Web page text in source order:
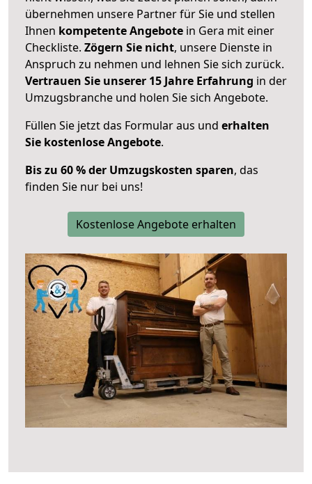
übernehmen unsere Partner für Sie und stellen
Ihnen kompetente Angebote in Gera mit einer
Checkliste. Zögern Sie nicht, unsere Dienste in
Anspruch zu nehmen und lehnen Sie sich zurück.
Vertrauen Sie unserer 15 Jahre Erfahrung in der
Umzugsbranche und holen Sie sich Angebote.
Füllen Sie jetzt das Formular aus und erhalten
Sie kostenlose Angebote.
Bis zu 60 % der Umzugskosten sparen, das
finden Sie nur bei uns!
Kostenlose Angebote erhalten